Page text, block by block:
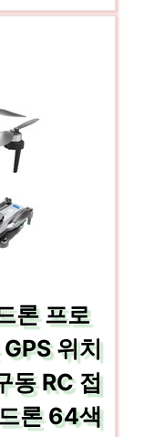
론 프로
위치
동 RC 접
론 64색